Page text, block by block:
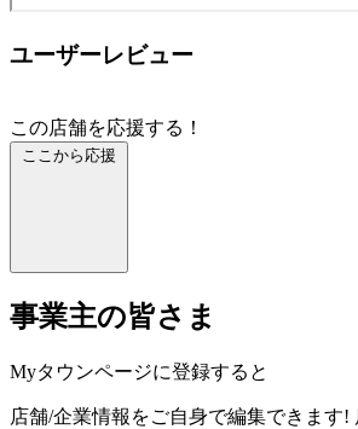
ユーザーレビュー
この店舗を応援する！
ここから応援
事業主の皆さま
Myタウンページに登録すると
店舗/企業情報をご自身で編集できます!